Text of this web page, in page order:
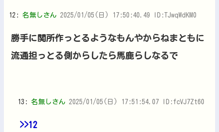
12: 名無しさん 2025/01/05(日) 17:50:40.49 ID:TJwqWdKM0
勝手に関所作っとるようなもんやからねまともに
流通担っとる側からしたら馬鹿らしなるで
13: 名無しさん 2025/01/05(日) 17:51:54.07 ID:fcVJ7Zt60
>>12